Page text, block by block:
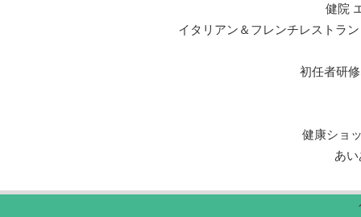
健院
イタリアン＆フレンチレストラ
初任者研修
健康ショ
あ